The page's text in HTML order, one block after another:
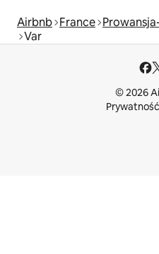
Airbnb France
Var
© 2026
Prywatność